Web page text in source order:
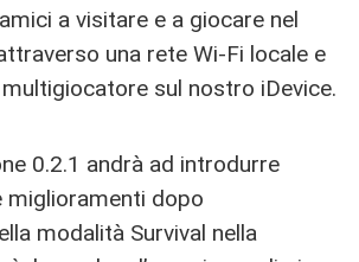
a visitare e a giocare nel
una rete Wi-Fi locale e
sul nostro iDevice.
0.2.1 andrà ad introdurre
miglioramenti dopo
modalità Survival nella